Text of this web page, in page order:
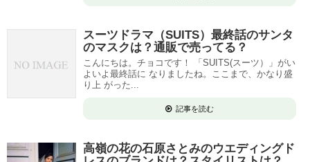
スーツドラマ（SUITS）最終話のサンタ
のマスクは？通販で売ってる？
こんにちは。チョコです！ 「SUITS(スーツ）」がい
よいよ最終話に なりましたね。ここまで、かなり盛
り上 がった...
記事を読む
高嶺の花の石原さとみのウエディングド